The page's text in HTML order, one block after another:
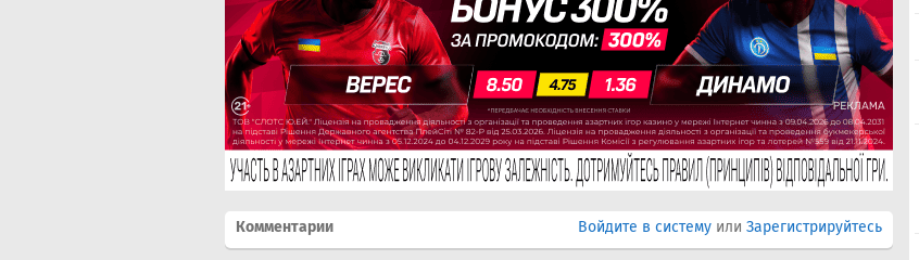
Комментарии Войдите в систему или Зарегистрируйтесь